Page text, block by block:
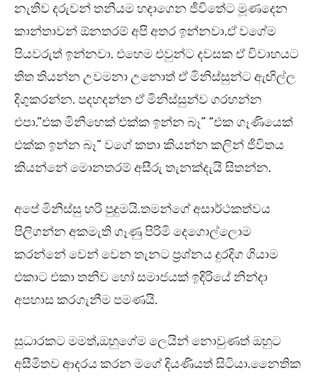
නැතිව දරුවන් තනියම හදාගෙන ජීවිතේට මූණදෙන
කාන්තාවන් ඕනතරම් අපි අතර ඉන්නවා.ඒ වගේම
පියවරුත් ඉන්නවා. එහෙම එවුන්ට දවසක ඒ විවාහයට
තිත තියන්න උවමනා උනොත් ඒ මිනිස්සුන්ට ඇඟිල්ල
දිගුකරන්න. පදහදන්න ඒ මිනිස්සුන්ව ගරහන්න
එපා.”එක මිනිහෙක් එක්ක ඉන්න බෑ” “එක ගෑණියෙක්
එක්ක ඉන්න බෑ” වගේ කතා කියන්න කලින් ජීවිතය
කියන්නේ මොනතරම් අසීරු තැනක්දැයි සිතන්න.
අපේ මිනිස්සු හරි පුදුමයි.තමන්ගේ අසාර්ථකත්වය
පිලිගන්න අකමැති ගෑණු පිරිමි දෙගොල්ලොම
කරන්නේ වෙන් වෙන තැනට ප්‍රශ්නය දුරදිග ගියාම
එකාට එකා තනිව හෝ සමාජයක් ඉදිරියේ නින්දා
අපහාස කරගැනීම පමණයි.
සුධාරකට මමත්,ඔහුගේම ලෙයින් නොවුණත් ඔහුට
අසීමිතව ආදරය කරන මගේ දියණියත් සිටියා.නෛතික